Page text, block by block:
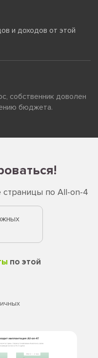
и доходов от этой
собственник доволен
бюджета.
по Аll-on-4
по этой